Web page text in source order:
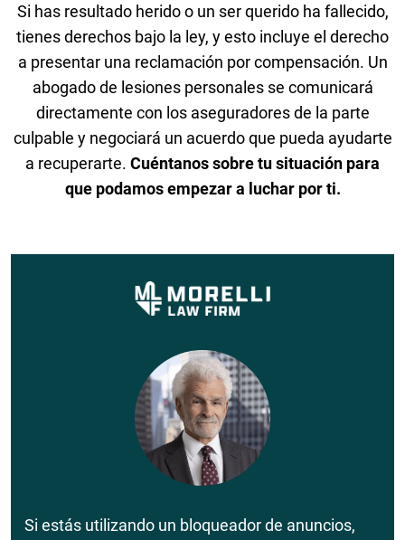
Si has resultado herido o un ser querido ha fallecido,
tienes derechos bajo la ley, y esto incluye el derecho
a presentar una reclamación por compensación. Un
abogado de lesiones personales se comunicará
directamente con los aseguradores de la parte
culpable y negociará un acuerdo que pueda ayudarte
a recuperarte. Cuéntanos sobre tu situación para
que podamos empezar a luchar por ti.
Si estás utilizando un bloqueador de anuncios,